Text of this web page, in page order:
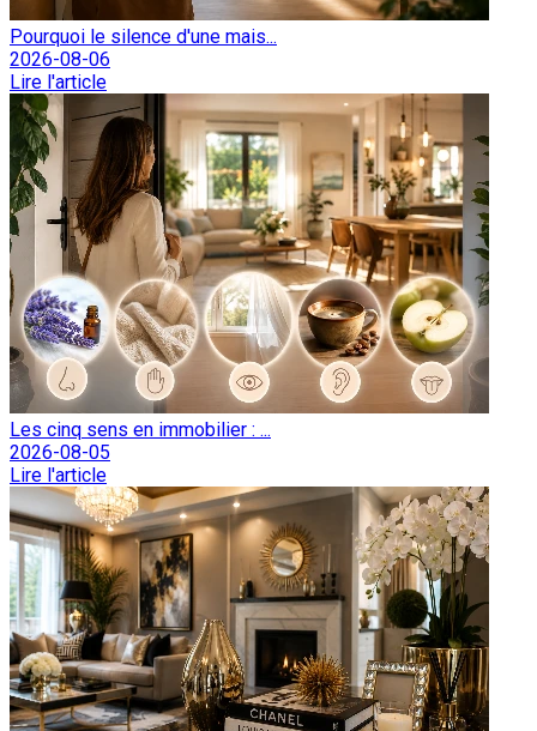
Pourquoi le silence d'une mais...
2026-08-06
Lire l'article
Les cinq sens en immobilier : ...
2026-08-05
Lire l'article